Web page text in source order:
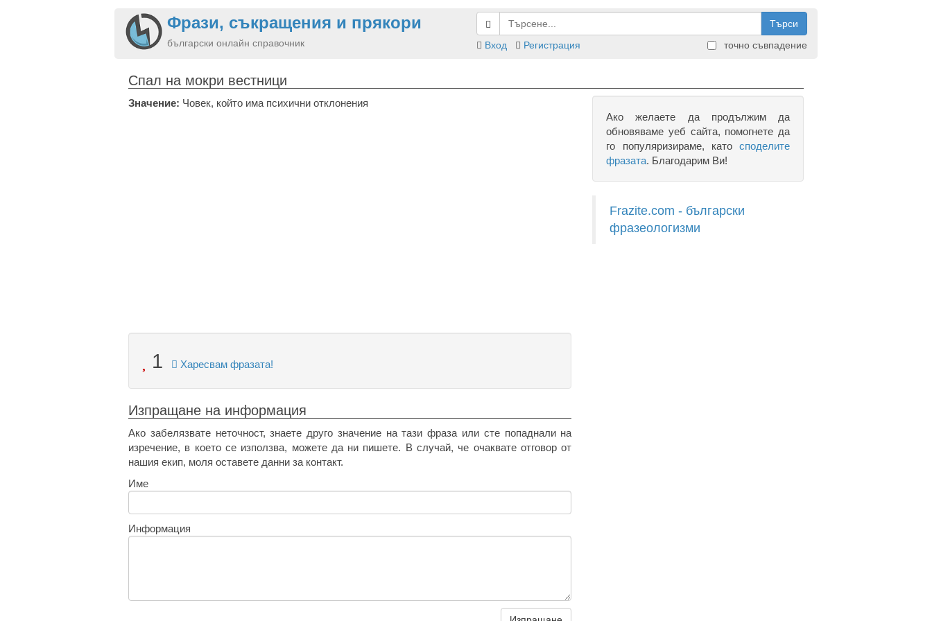
Фрази, съкращения и прякори
български онлайн справочник
Търси
Вход
Регистрация точно съвпадение
Спал на мокри вестници
Значение: Човек, който има психични отклонения
1 Харесвам фразата!
Изпращане на информация
Ако забелязвате неточност, знаете друго значение на тази фраза или сте попаднали на
изречение, в което се използва, можете да ни пишете. В случай, че очаквате отговор от
нашия екип, моля оставете данни за контакт.
Име
Информация
Ако желаете да продължим да
обновяваме уеб сайта, помогнете да
го популяризираме, като споделите
фразата. Благодарим Ви!
Frazite.com - български
фразеологизми